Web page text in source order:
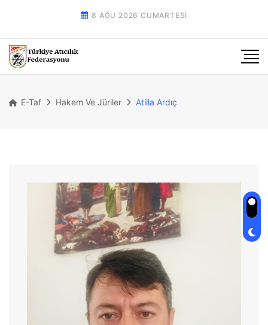
8 AĞU 2026 CUMARTESI
E-Taf Hakem Ve Jüriler Atilla Ardıç